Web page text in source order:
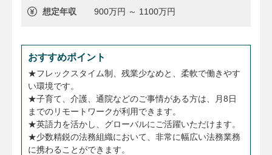
想定年収
900万円 ～ 1100万円
おすすめポイント
★フレックスタイム制、残業少なめと、柔軟で働きやす
い環境です。
★子育て、介護、通院などのご事情がある方は、月8日
までのリモートワークが利用できます。
★英語力を活かし、グローバルにご活躍いただけます。
★少数精鋭の法務組織において、非常に幅広い法務業務
に携わることができます。